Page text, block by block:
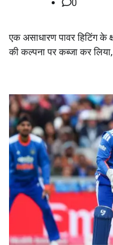
0
एक असाधारण पावर हिटिंग के
की कल्पना पर कब्जा कर